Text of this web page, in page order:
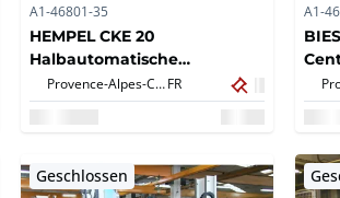
A1-46801-35
HEMPEL CKE 20
Halbautomatische
Drehmaschine Provence-Alpes-Côte d'Azur,FR
A1-
Geschlossen